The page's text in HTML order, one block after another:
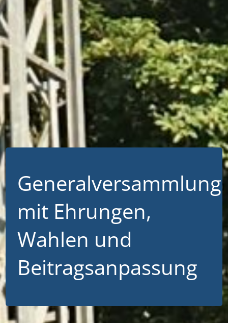
Generalversammlung
mit Ehrungen,
Wahlen und
Beitragsanpassung